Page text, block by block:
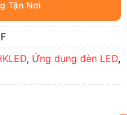
, Ứng dụng đèn LED,